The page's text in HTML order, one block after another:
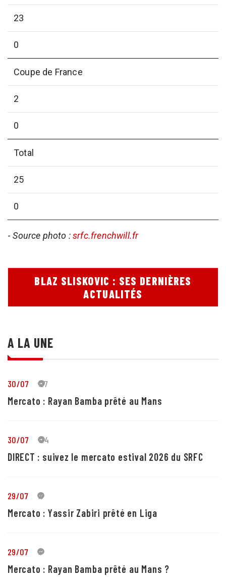
23
0
Coupe de France
2
0
Total
25
0
-Source photo :srfc.frenchwill.fr
BLAZ SLISKOVIC : SES DERNIÈRES
ACTUALITÉS
A LA UNE
30/07 27
Mercato : Rayan Bamba prêté au Mans
30/07 24
DIRECT : suivez le mercato estival 2026 du SRFC
29/07 5
Mercato : Yassir Zabiri prêté en Liga
29/07 1
Mercato : Rayan Bamba prêté au Mans ?